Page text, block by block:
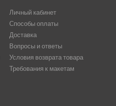
Личный кабинет
Способы оплаты
Доставка
Вопросы и ответы
Условия возврата товара
Требования к макетам